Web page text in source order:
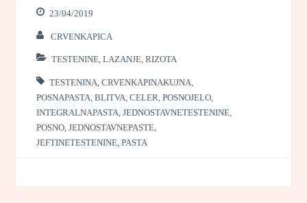
23/04/2019
CRVENKAPICA
TESTENINE, LAZANJE, RIZOTA
TESTENINA ,CRVENKAPINAKUJNA
POSNAPASTA ,BLITVA ,CELER ,POSNOJELO
INTEGRALNAPASTA
JEDNOSTAVNETESTENINE
POSNO JEDNOSTAVNEPASTE
JEFTINETESTENINE ,PASTA